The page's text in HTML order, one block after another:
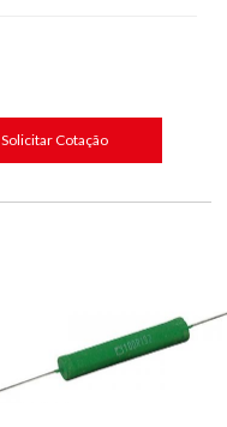
Solicitar Cotação